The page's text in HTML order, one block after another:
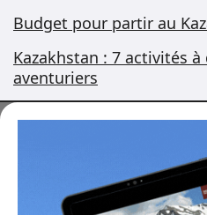
Budget pour partir au
Kazakhstan : 7 activités
aventuriers
Vous